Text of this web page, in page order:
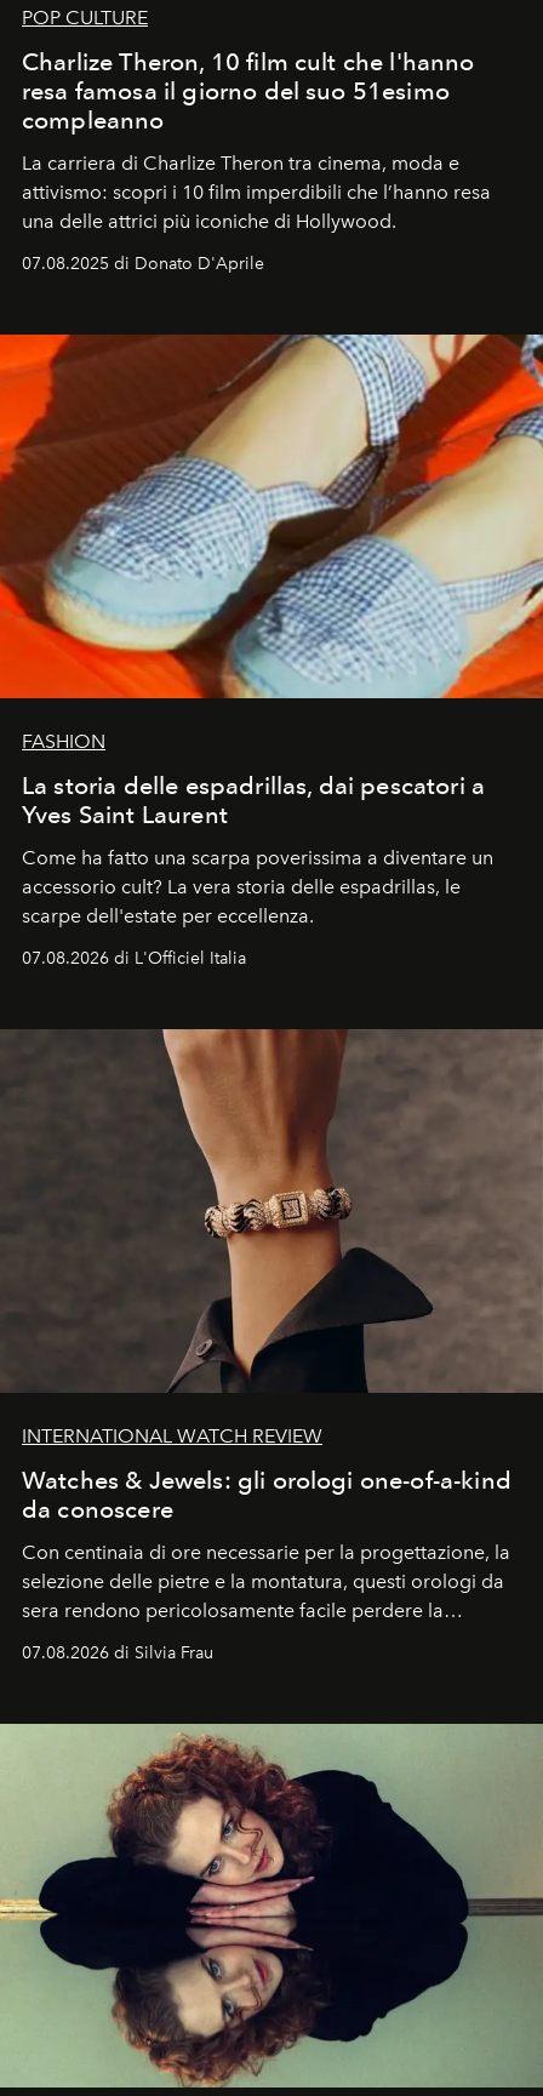
POP CULTURE
Charlize Theron, 10 film cult che l'hanno
resa famosa il giorno del suo 51esimo
compleanno
La carriera di Charlize Theron tra cinema, moda e
attivismo: scopri i 10 film imperdibili che l’hanno resa
una delle attrici più iconiche di Hollywood.
07.08.2025 di Donato D'Aprile
FASHION
La storia delle espadrillas, dai pescatori a
Yves Saint Laurent
Come ha fatto una scarpa poverissima a diventare un
accessorio cult? La vera storia delle espadrillas, le
scarpe dell'estate per eccellenza.
07.08.2026 di L'Officiel Italia
INTERNATIONAL WATCH REVIEW
Watches & Jewels: gli orologi one-of-a-kind
da conoscere
Con centinaia di ore necessarie per la progettazione, la
selezione delle pietre e la montatura, questi orologi da
sera rendono pericolosamente facile perdere la
cognizione del tempo. Ma con quadranti così
07.08.2026 di Silvia Frau